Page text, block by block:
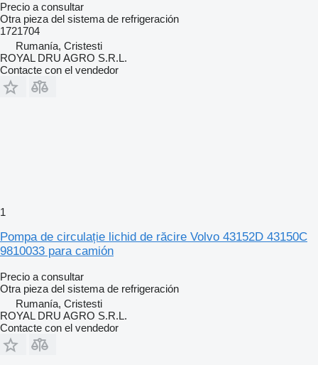
Precio a consultar
Otra pieza del sistema de refrigeración
1721704
Rumanía, Cristesti
ROYAL DRU AGRO S.R.L.
Contacte con el vendedor
1
Pompa de circulație lichid de răcire Volvo 43152D 43150C
9810033 para camión
Precio a consultar
Otra pieza del sistema de refrigeración
Rumanía, Cristesti
ROYAL DRU AGRO S.R.L.
Contacte con el vendedor